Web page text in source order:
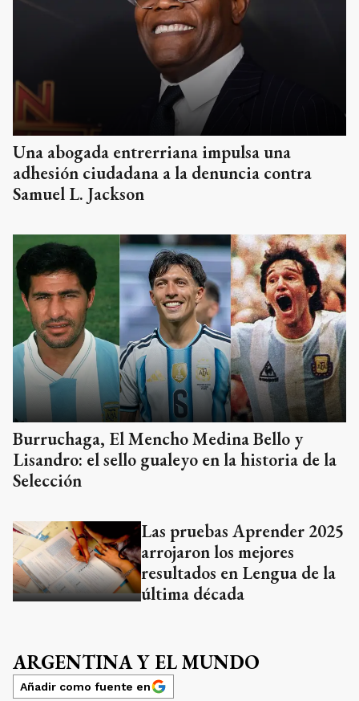
Una abogada entrerriana impulsa una
adhesión ciudadana a la denuncia contra
Samuel L. Jackson
Burruchaga, El Mencho Medina Bello y
Lisandro: el sello gualeyo en la historia de la
Selección
Las pruebas Aprender 2025
arrojaron los mejores
resultados en Lengua de la
última década
ARGENTINA Y EL MUNDO
Añadir como fuente en